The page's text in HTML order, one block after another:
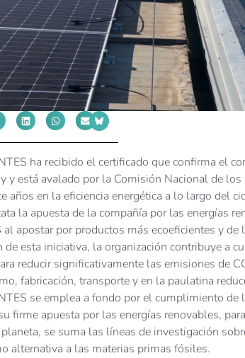
ha recibido el certificado que confirma el
y está avalado por la Comisión Nacional de
años en la eficiencia energética a lo largo del
la apuesta de la compañía por las energías
apostar por productos más ecoeficientes y de
de esta iniciativa, la organización contribuye a
reducir significativamente las emisiones de
fabricación, transporte y en la paulatina
se emplea a fondo por el cumplimiento
firme apuesta por las energías renovables,
se suma las líneas de investigación
alternativa a las materias primas fósiles.